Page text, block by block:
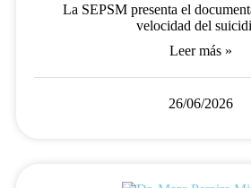
La SEPSM presenta el
velocidad del
Leer más »
26/06/2026